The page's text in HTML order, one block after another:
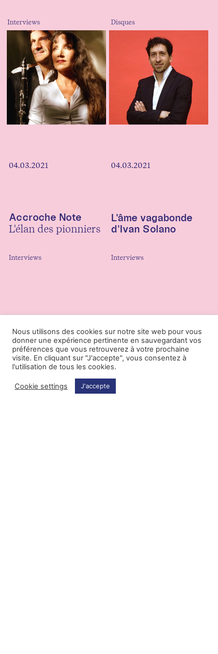
Interviews Disques
04.03.2021
Accroche Note
L'élan des pionniers
Interviews
04.03.2021
L'âme vagabonde
d'Ivan Solano
Interviews
Nous utilisons des cookies sur notre site web pour vous
donner une expérience pertinente en sauvegardant vos
préférences que vous retrouverez à votre prochaine
visite. En cliquant sur "J'accepte", vous consentez à
l'utilisation de tous les cookies.
Cookie settings J'accepte